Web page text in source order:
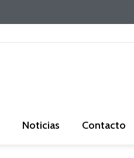
Noticias Contacto